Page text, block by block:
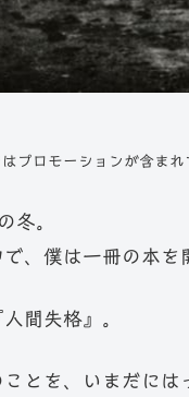
プロモーションが含まれ
冬。
、僕は一冊の本を
間失格』。
とを、いまだには